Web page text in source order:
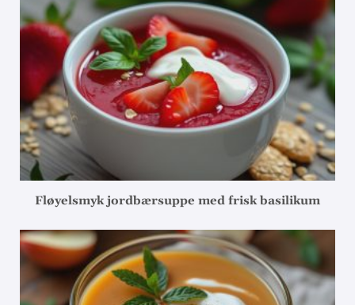
Fløyelsmyk jordbærsuppe med frisk basilikum